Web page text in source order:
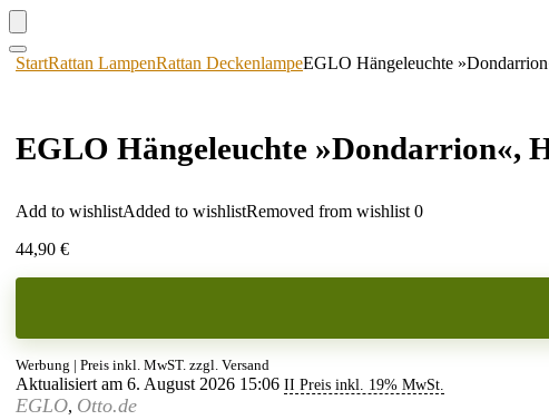
StartRattan LampenRattan DeckenlampeEGLO Hängeleuchte
EGLO Hängeleuchte »Dondarrion«,
Add to wishlistAdded to wishlistRemoved from wishlist 0
44,90 €
Werbung | Preis inkl. MwST. zzgl. Versand
Aktualisiert am 6. August 2026 15:06 II Preis inkl. 19% MwSt.
EGLO, Otto.de